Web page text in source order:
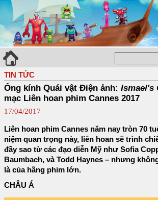
TIN TỨC
Ống kính Quái vật Điện ảnh: Ismael's
mạc Liên hoan phim Cannes 2017
17/04/2017
Liên hoan phim Cannes năm nay tròn 70
niệm quan trọng này, liên hoan sẽ trình
đầy sao từ các đạo diễn Mỹ như Sofia
Baumbach, và Todd Haynes – nhưng
là của hãng phim lớn.
CHÂU Á